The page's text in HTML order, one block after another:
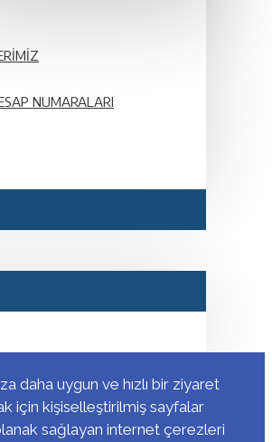
NUMARALARI
daha uygun ve hızlı bir ziyaret
için kişiselleştirilmiş sayfalar
sağlayan internet çerezleri